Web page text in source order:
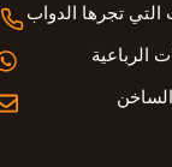
التي تجرها الدواب
الرباعية